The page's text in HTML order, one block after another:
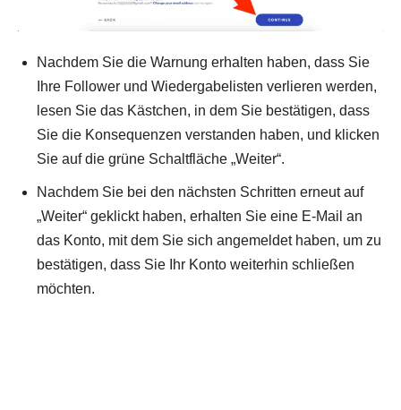
Nachdem Sie die Warnung erhalten haben, dass Sie
Ihre Follower und Wiedergabelisten verlieren werden,
lesen Sie das Kästchen, in dem Sie bestätigen, dass
Sie die Konsequenzen verstanden haben, und klicken
Sie auf die grüne Schaltfläche „Weiter“.
Nachdem Sie bei den nächsten Schritten erneut auf
„Weiter“ geklickt haben, erhalten Sie eine E-Mail an
das Konto, mit dem Sie sich angemeldet haben, um zu
bestätigen, dass Sie Ihr Konto weiterhin schließen
möchten.